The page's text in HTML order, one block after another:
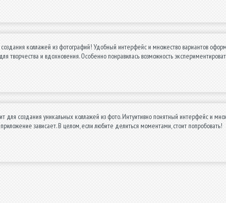
коллажей из фотографий! Удобный интерфейс и множество вариантов
творчества и вдохновения. Особенно понравилась возможность
для создания уникальных коллажей из фото. Интуитивно понятный интерфейс и
зависает. В целом, если любите делиться моментами, стоит попробовать!